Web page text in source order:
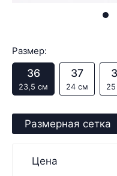
Размер:
36
23,5 см
37
24 см
Размерная сетка
Цена